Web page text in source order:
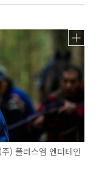
) 플러스엠 엔터테인